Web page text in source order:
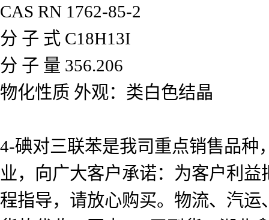
CAS RN 1762-85-2
分 子 式 C18H13I
分 子 量 356.206
物化性质 外观：类白色结晶
4-碘对三联苯是我司重点销售品
业，向广大客户承诺：为客户利
程指导，请放心购买。物流、汽